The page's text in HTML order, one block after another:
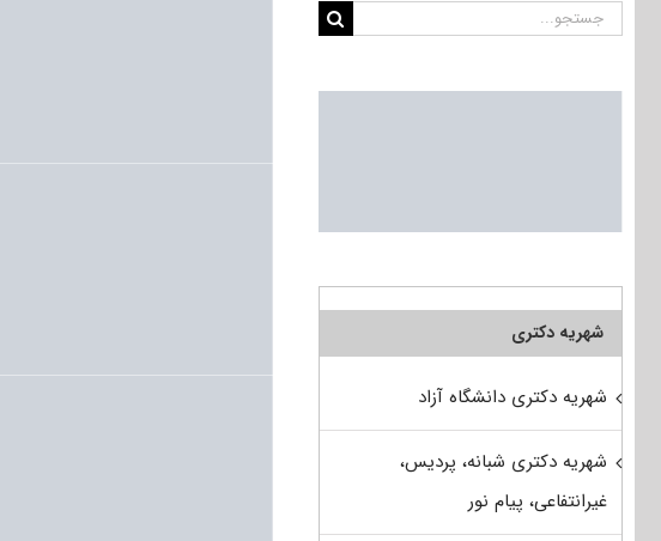
جستجو
شهریه دکتری
شهریه دکتری دانشگاه آزاد
شهریه دکتری شبانه، پردیس،
غیرانتفاعی، پیام نور